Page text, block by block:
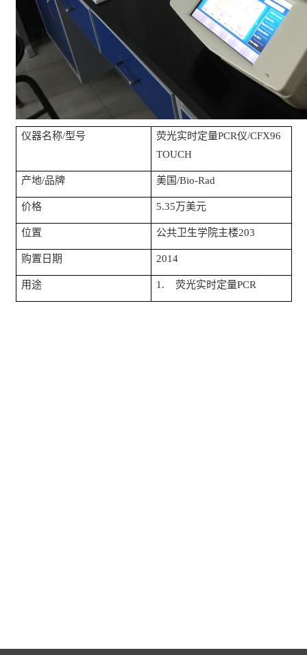
仪器名称/型号 荧光实时定量PCR仪/CFX96
TOUCH
产地/品牌 美国/Bio-Rad
价格 5.35万美元
位置 公共卫生学院主楼203
购置日期 2014
用途 1. 荧光实时定量PCR